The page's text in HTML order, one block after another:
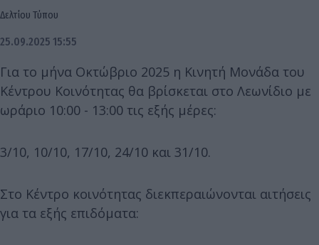
Δελτίου Τύπου
25.09.2025 15:55
Για το μήνα Οκτώβριο 2025 η Κινητή Μονάδα του
Κέντρου Κοινότητας θα βρίσκεται στο Λεωνίδιο με
ωράριο 10:00 - 13:00 τις εξής μέρες:
3/10, 10/10, 17/10, 24/10 και 31/10.
Στο Κέντρο κοινότητας διεκπεραιώνονται αιτήσεις
για τα εξής επιδόματα: